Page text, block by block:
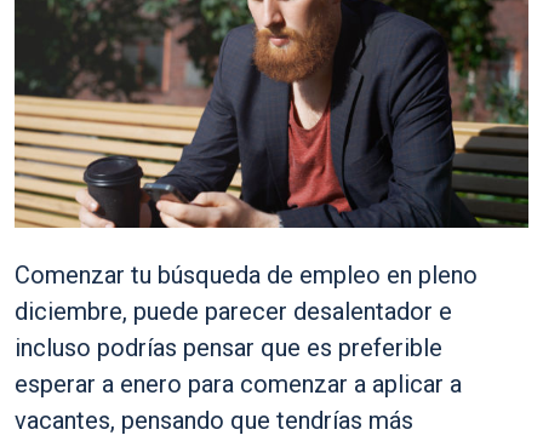
Comenzar tu búsqueda de empleo en pleno
diciembre, puede parecer desalentador e
incluso podrías pensar que es preferible
esperar a enero para comenzar a aplicar a
vacantes, pensando que tendrías más